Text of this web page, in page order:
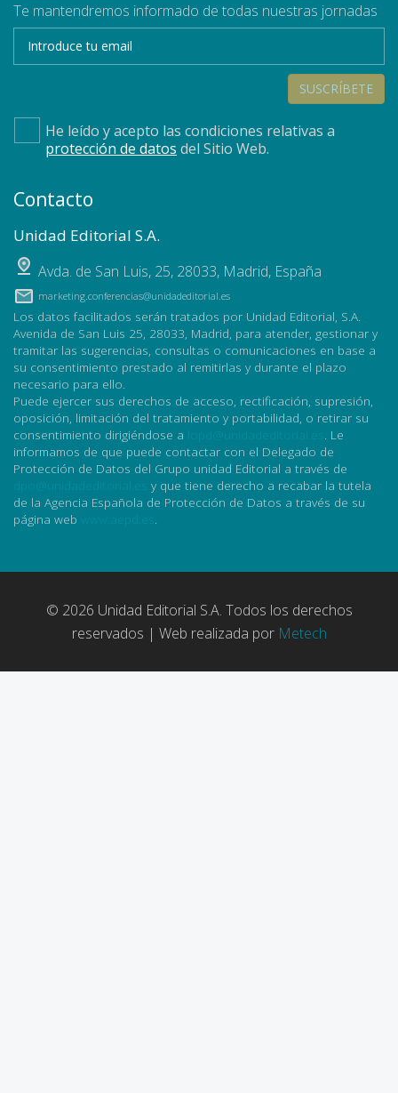
Te mantendremos informado de todas nuestras jornadas
SUSCRÍBETE
He leído y acepto las condiciones relativas a
protección de datos del Sitio Web.
Contacto
Unidad Editorial S.A.
Avda. de San Luis, 25, 28033, Madrid, España
marketing.conferencias@unidadeditorial.es
Los datos facilitados serán tratados por Unidad Editorial, S.A.
Avenida de San Luis 25, 28033, Madrid, para atender, gestionar y
tramitar las sugerencias, consultas o comunicaciones en base a
su consentimiento prestado al remitirlas y durante el plazo
necesario para ello.
Puede ejercer sus derechos de acceso, rectificación, supresión,
oposición, limitación del tratamiento y portabilidad, o retirar su
consentimiento dirigiéndose a
. Le
informamos de que puede contactar con el Delegado de
Protección de Datos del Grupo unidad Editorial a través de
y que tiene derecho a recabar la tutela
de la Agencia Española de Protección de Datos a través de su
página web
.
© 2026 Unidad Editorial S.A. Todos los derechos
reservados | Web realizada por Metech